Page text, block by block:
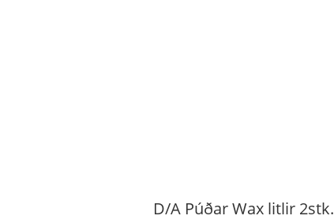
D/A Púðar Wax litlir 2stk.